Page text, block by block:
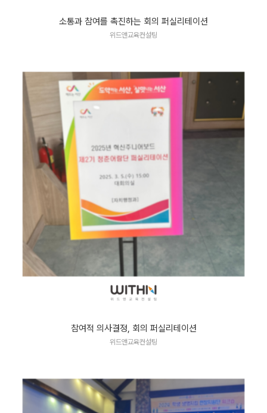
소통과 참여를 촉진하는 회의 퍼실리테이션
위드앤교육컨설팅
참여적 의사결정, 회의 퍼실리테이션
위드앤교육컨설팅